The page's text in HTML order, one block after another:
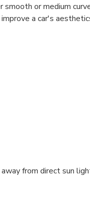
smooth or medium
a car's
from direct sun